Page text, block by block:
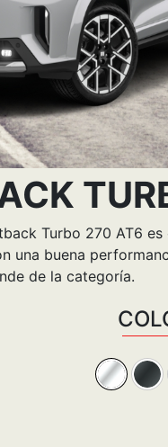
Turbo 270 AT6
una buena
de la categoría.